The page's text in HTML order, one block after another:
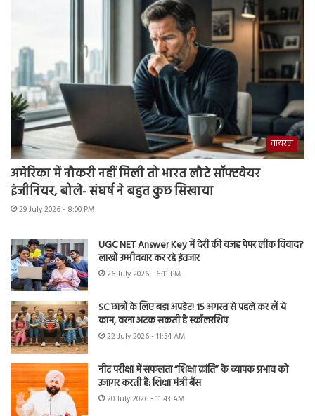
वायरल
अमेरिका में नौकरी नहीं मिली तो भारत लौटे सॉफ्टवेयर
इंजीनियर, बोले- संघर्ष ने बहुत कुछ सिखाया
29 July 2026 - 8:00 PM
UGC NET Answer Key में देरी की वजह पेपर लीक विवाद?
लाखों उम्मीदवार कर रहे इंतजार
26 July 2026 - 6:11 PM
SC छात्रों के लिए बड़ा अपडेट! 15 अगस्त से पहले कर लें ये
काम, वरना अटक सकती है स्कॉलरशिप
22 July 2026 - 11:54 AM
नीट परीक्षा में सफलता “शिक्षा क्रांति” के व्यापक प्रभाव को
उजागर करती है: शिक्षा मंत्री बैंस
20 July 2026 - 11:43 AM